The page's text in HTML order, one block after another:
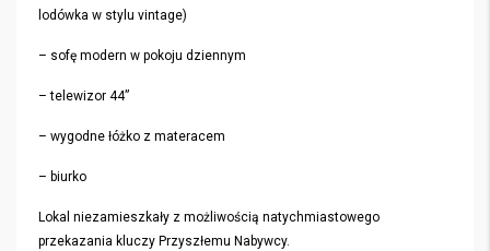
lodówka w stylu vintage)
– sofę modern w pokoju dziennym
– telewizor 44”
– wygodne łóżko z materacem
– biurko
Lokal niezamieszkały z możliwością natychmiastowego
przekazania kluczy Przyszłemu Nabywcy.